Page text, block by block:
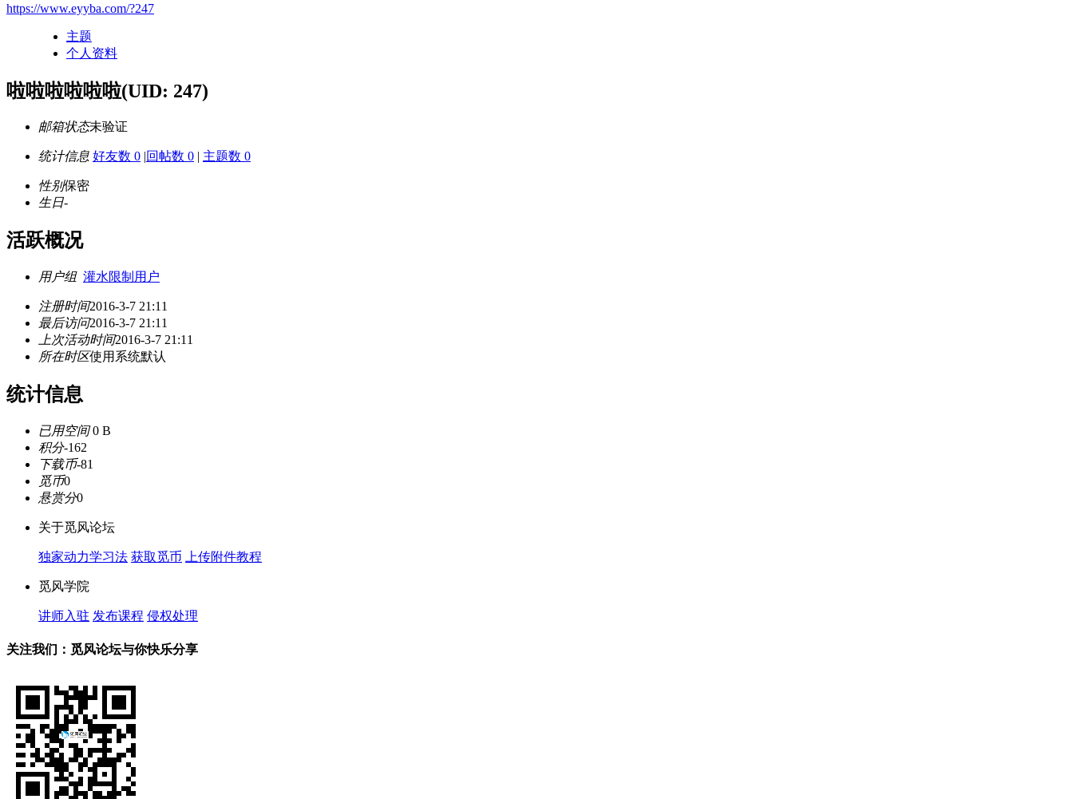
https://www.eyyba.com/?247
主题
个人资料
啦啦啦啦啦啦(UID: 247)
邮箱状态未验证
统计信息 好友数 0 |回帖数 0 | 主题数 0
性别保密
生日-
活跃概况
用户组 灌水限制用户
注册时间2016-3-7 21:11
最后访问2016-3-7 21:11
上次活动时间2016-3-7 21:11
所在时区使用系统默认
统计信息
已用空间0 B
积分-162
下载币-81
觅币0
悬赏分0
关于觅风论坛
独家动力学习法 获取觅币 上传附件教程
觅风学院
讲师入驻 发布课程 侵权处理
关注我们：觅风论坛与你快乐分享